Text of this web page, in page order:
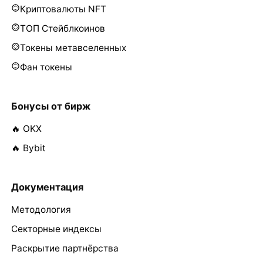
Криптовалюты NFT
ТОП Стейблкоинов
Токены метавселенных
Фан токены
Бонусы от бирж
🔥 OKX
🔥 Bybit
Документация
Методология
Секторные индексы
Раскрытие партнёрства